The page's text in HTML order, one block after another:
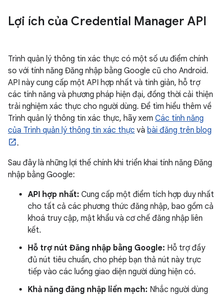
Lợi ích của Credential Manager API
Trình quản lý thông tin xác thực có một số ưu điểm chính
so với tính năng Đăng nhập bằng Google cũ cho Android.
API này cung cấp một API hợp nhất và tinh giản, hỗ trợ
các tính năng và phương pháp hiện đại, đồng thời cải thiện
trải nghiệm xác thực cho người dùng. Để tìm hiểu thêm về
Trình quản lý thông tin xác thực, hãy xem Các tính năng
của Trình quản lý thông tin xác thực và bài đăng trên blog
.
Sau đây là những lợi thế chính khi triển khai tính năng Đăng
nhập bằng Google:
API hợp nhất: Cung cấp một điểm tích hợp duy nhất
cho tất cả các phương thức đăng nhập, bao gồm cả
khoá truy cập, mật khẩu và cơ chế đăng nhập liên
kết.
Hỗ trợ nút Đăng nhập bằng Google: Hỗ trợ đầy
đủ nút tiêu chuẩn, cho phép bạn thả nút này trực
tiếp vào các luồng giao diện người dùng hiện có.
Khả năng đăng nhập liền mạch: Nhắc người dùng